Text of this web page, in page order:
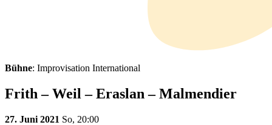
Bühne: Improvisation International
Frith – Weil – Eraslan – Malmendier
27. Juni 2021 So, 20:00